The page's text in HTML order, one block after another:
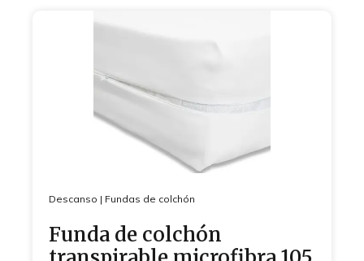
Descanso | Fundas de colchón
Funda de colchón